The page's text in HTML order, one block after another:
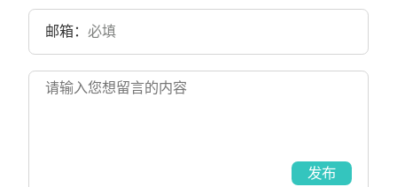
邮箱：
发布